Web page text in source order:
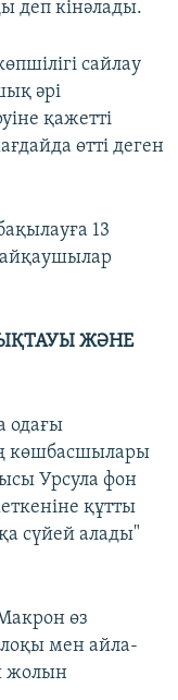
деп кінәлады.
сайлау
әрі
қажетті
өтті деген
13
ЖӘНЕ
одағы
көшбасшылары
Урсула фон
құтты
сүйей алады"
өз
мен айла-
жолын